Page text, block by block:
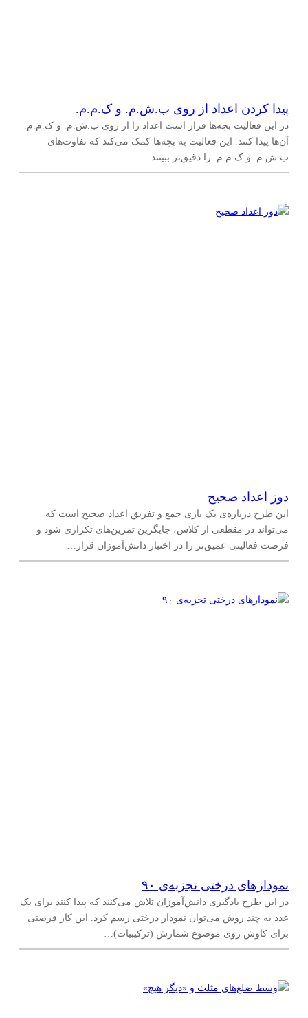
پیدا کردن اعداد از روی ب.ش.م. و ک.م.م.
در این فعالیت بچه‌ها قرار است اعداد را از روی ب.ش.م. و ک.م.م.
آن‌ها پیدا کنند. این فعالیت به بچه‌ها کمک می‌کند که تفاوت‌های
ب.ش.م. و ک.م.م. را دقیق‌تر ببینند…
دوز اعداد صحیح
این طرح درباره‌ی یک بازی جمع و تفریق اعداد صحیح است که
می‌تواند در مقطعی از کلاس، جایگزین تمرین‌های تکراری شود و
فرصت فعالیتی عمیق‌تر را در اختیار دانش‌آموزان قرار…
نمودارهای درختی تجزیه‌ی ۹۰
در این طرح یادگیری دانش‌آموزان تلاش می‌کنند که پیدا کنند برای یک
عدد به چند روش می‌توان نمودار درختی رسم کرد. این کار فرصتی
برای کاوش روی موضوع شمارش (ترکیبیات)…